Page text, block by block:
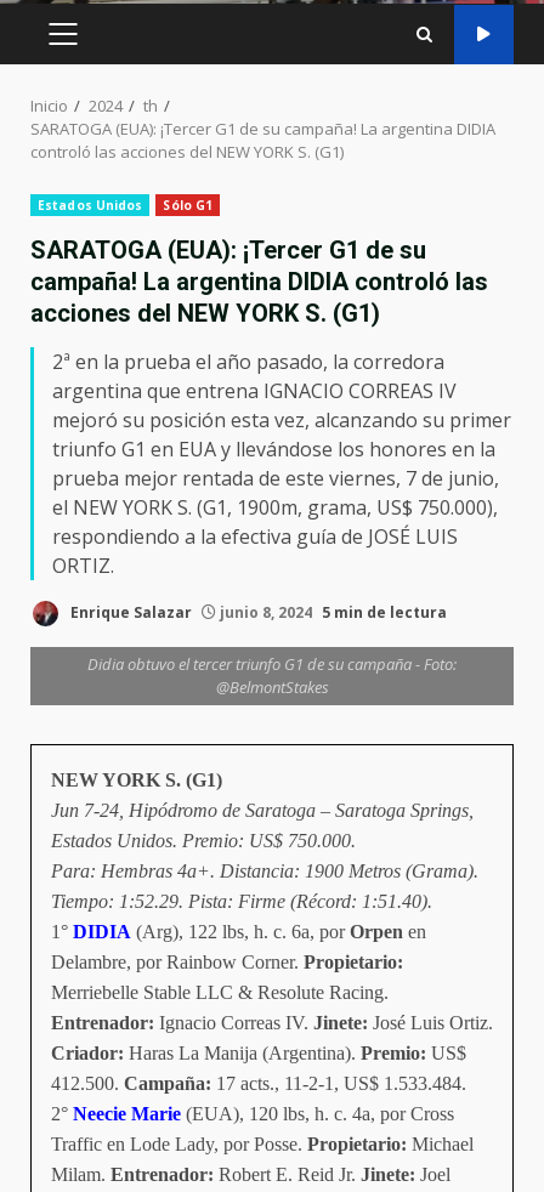
MENÚ
Inicio 2024
th
SARATOGA (EUA): ¡Tercer G1 de su campaña! La argentina DIDIA
controló las acciones del NEW YORK S. (G1)
Estados Unidos Sólo G1
SARATOGA (EUA): ¡Tercer G1 de su
campaña! La argentina DIDIA controló las
acciones del NEW YORK S. (G1)
2ª en la prueba el año pasado, la corredora
argentina que entrena IGNACIO CORREAS IV
mejoró su posición esta vez, alcanzando su primer
triunfo G1 en EUA y llevándose los honores en la
prueba mejor rentada de este viernes, 7 de junio,
el NEW YORK S. (G1, 1900m, grama, US$ 750.000),
respondiendo a la efectiva guía de JOSÉ LUIS
ORTIZ.
Enrique Salazar junio 8, 2024 5 min de lectura
Didia obtuvo el tercer triunfo G1 de su campaña - Foto:
@BelmontStakes
NEW YORK S. (G1)
Jun 7-24, Hipódromo de Saratoga – Saratoga Springs,
Estados Unidos. Premio: US$ 750.000.
Para: Hembras 4a+. Distancia: 1900 Metros (Grama).
Tiempo: 1:52.29. Pista: Firme (Récord: 1:51.40).
1° DIDIA (Arg), 122 lbs, h. c. 6a, porOrpen en
Delambre, por Rainbow Corner. Propietario:
Merriebelle Stable LLC & Resolute Racing.
Entrenador: Ignacio Correas IV. Jinete: José Luis Ortiz.
Criador: Haras La Manija (Argentina). Premio: US$
412.500. Campaña: 17 acts., 11-2-1, US$ 1.533.484.
2° Neecie Marie (EUA), 120 lbs, h. c. 4a, por Cross
Traffic en Lode Lady, por Posse. Propietario: Michael
Milam. Entrenador: Robert E. Reid Jr. Jinete: Joel